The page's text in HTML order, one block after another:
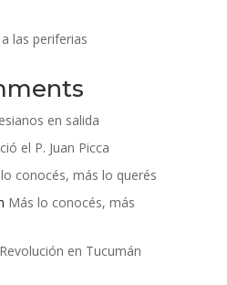
las periferias
en salida
el P. Juan Picca
conocés, más lo querés
Más lo conocés, más
Revolución en Tucumán